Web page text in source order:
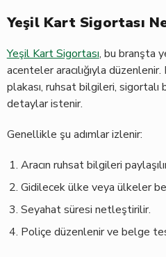
Yeşil Kart Sigortası
Yeşil Kart Sigortası, bu branşta
acenteler aracılığıyla
plakası, ruhsat bilgileri,
detaylar istenir.
Genellikle şu adımlar izlenir:
Aracın ruhsat bilgileri
Gidilecek ülke veya ülkeler
Seyahat süresi netleştirilir.
Poliçe düzenlenir ve belge